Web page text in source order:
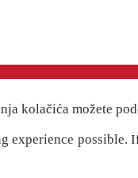
kolačića možete